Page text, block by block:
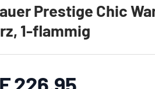
Prestige Chic
1-flammig
226.95